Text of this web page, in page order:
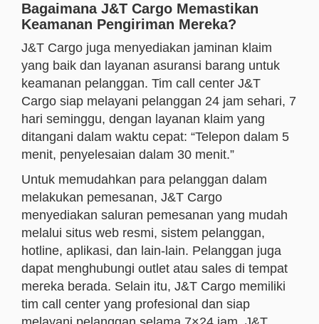
Bagaimana J&T Cargo Memastikan
Keamanan Pengiriman Mereka?
J&T Cargo juga menyediakan jaminan klaim
yang baik dan layanan asuransi barang untuk
keamanan pelanggan. Tim call center J&T
Cargo siap melayani pelanggan 24 jam sehari, 7
hari seminggu, dengan layanan klaim yang
ditangani dalam waktu cepat: “Telepon dalam 5
menit, penyelesaian dalam 30 menit.”
Untuk memudahkan para pelanggan dalam
melakukan pemesanan, J&T Cargo
menyediakan saluran pemesanan yang mudah
melalui situs web resmi, sistem pelanggan,
hotline, aplikasi, dan lain-lain. Pelanggan juga
dapat menghubungi outlet atau sales di tempat
mereka berada. Selain itu, J&T Cargo memiliki
tim call center yang profesional dan siap